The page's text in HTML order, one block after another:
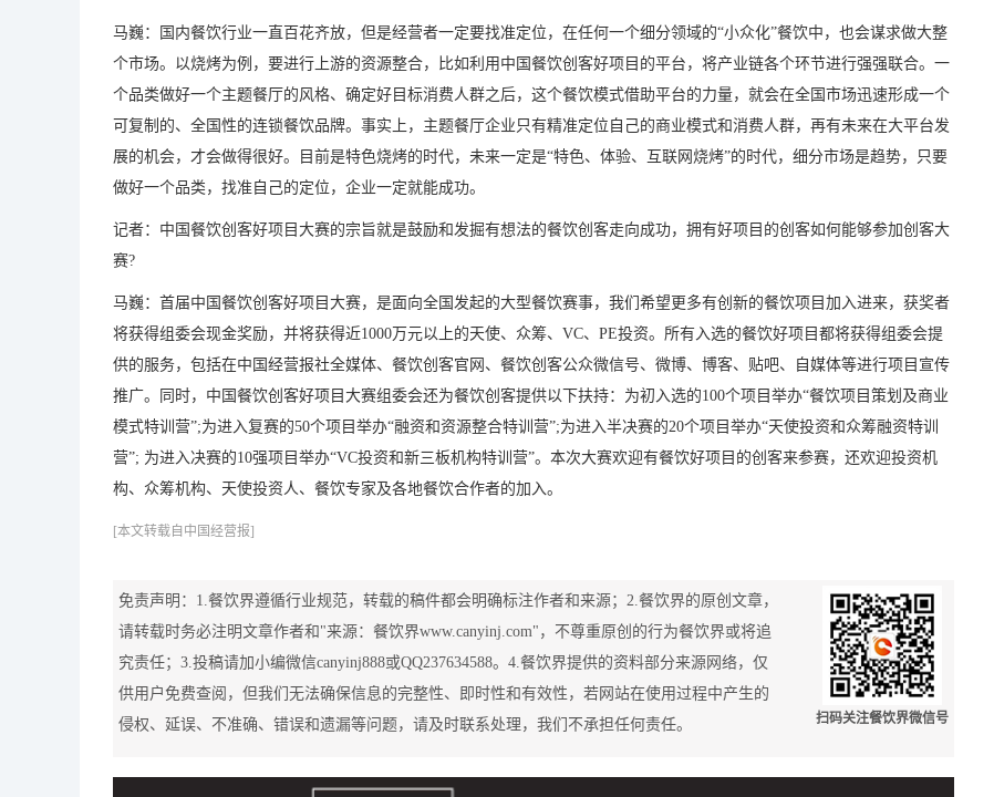
马巍：国内餐饮行业一直百花齐放，但是经营者一定要找准定位，在任何一个细分领域的“小众化”餐饮中，也会谋求做大整
个市场。以烧烤为例，要进行上游的资源整合，比如利用中国餐饮创客好项目的平台，将产业链各个环节进行强强联合。一
个品类做好一个主题餐厅的风格、确定好目标消费人群之后，这个餐饮模式借助平台的力量，就会在全国市场迅速形成一个
可复制的、全国性的连锁餐饮品牌。事实上，主题餐厅企业只有精准定位自己的商业模式和消费人群，再有未来在大平台发
展的机会，才会做得很好。目前是特色烧烤的时代，未来一定是“特色、体验、互联网烧烤”的时代，细分市场是趋势，只要
做好一个品类，找准自己的定位，企业一定就能成功。
记者：中国餐饮创客好项目大赛的宗旨就是鼓励和发掘有想法的餐饮创客走向成功，拥有好项目的创客如何能够参加创客大
赛?
马巍：首届中国餐饮创客好项目大赛，是面向全国发起的大型餐饮赛事，我们希望更多有创新的餐饮项目加入进来，获奖者
将获得组委会现金奖励，并将获得近1000万元以上的天使、众筹、VC、PE投资。所有入选的餐饮好项目都将获得组委会提
供的服务，包括在中国经营报社全媒体、餐饮创客官网、餐饮创客公众微信号、微博、博客、贴吧、自媒体等进行项目宣传
推广。同时，中国餐饮创客好项目大赛组委会还为餐饮创客提供以下扶持：为初入选的100个项目举办“餐饮项目策划及商业
模式特训营”;为进入复赛的50个项目举办“融资和资源整合特训营”;为进入半决赛的20个项目举办“天使投资和众筹融资特训
营”; 为进入决赛的10强项目举办“VC投资和新三板机构特训营”。本次大赛欢迎有餐饮好项目的创客来参赛，还欢迎投资机
构、众筹机构、天使投资人、餐饮专家及各地餐饮合作者的加入。
[本文转载自中国经营报]
免责声明：1.餐饮界遵循行业规范，转载的稿件都会明确标注作者和来源；2.餐饮界的原创文章，
请转载时务必注明文章作者和"来源：餐饮界www.canyinj.com"，不尊重原创的行为餐饮界或将追
究责任；3.投稿请加小编微信canyinj888或QQ237634588。4.餐饮界提供的资料部分来源网络，仅
供用户免费查阅，但我们无法确保信息的完整性、即时性和有效性，若网站在使用过程中产生的
侵权、延误、不准确、错误和遗漏等问题，请及时联系处理，我们不承担任何责任。
扫码关注餐饮界微信号